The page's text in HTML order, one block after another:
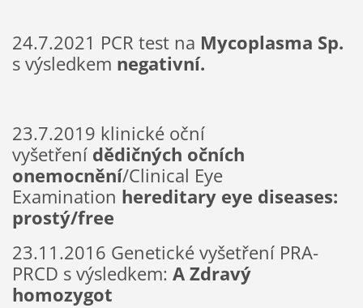
24.7.2021 PCR test na Mycoplasma Sp.
s výsledkem negativní.
23.7.2019 klinické oční
vyšetření dědičných očních
onemocnění/Clinical Eye
Examination hereditary eye diseases:
prostý/free
23.11.2016 Genetické vyšetření PRA-
PRCD s výsledkem: AZdravý
homozygot